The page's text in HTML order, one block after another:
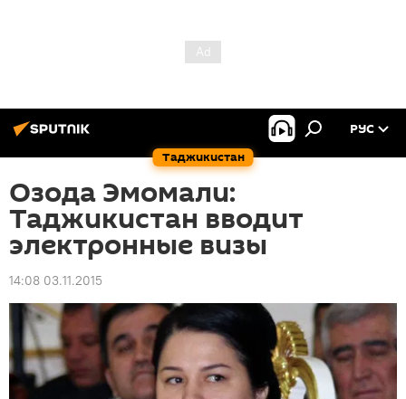
Таджикистан
РУС
Озода Эмомали:
Таджикистан вводит
электронные визы
14:08 03.11.2015